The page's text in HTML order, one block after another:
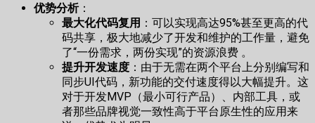
优势分析：
最大化代码复用 ：可以实现高达95%甚至更高的代
码共享，极大地减少了开发和维护的工作量，避免
了“一份需求，两份实现”的资源浪费 。
提升开发速度 ：由于无需在两个平台上分别编写和
同步UI代码，新功能的交付速度得以大幅提升。这
对于开发MVP（最小可行产品）、内部工具，或
者那些品牌视觉一致性高于平台原生性的应用来